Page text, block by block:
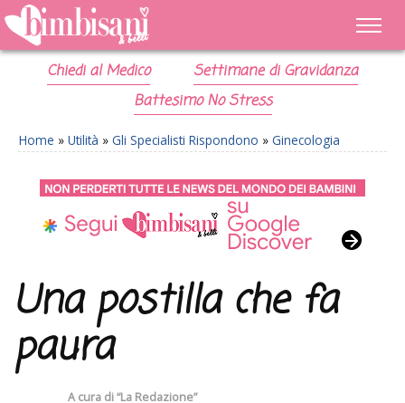
Chiedi al Medico
Settimane di Gravidanza
Battesimo No Stress
Home » Utilità » Gli Specialisti Rispondono » Ginecologia
Una postilla che fa
paura
A cura di“La Redazione”